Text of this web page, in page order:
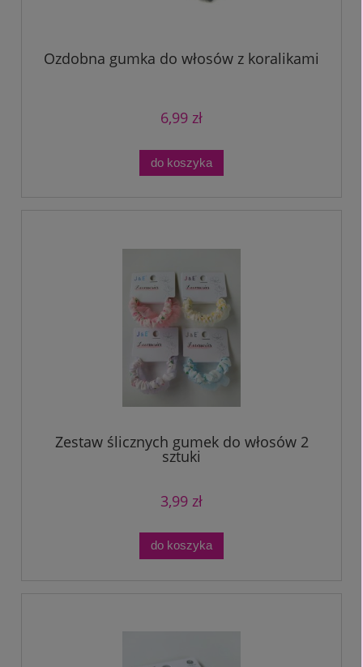
Ozdobna gumka do włosów z koralikami
6,99 zł
do koszyka
Zestaw ślicznych gumek do włosów 2
sztuki
3,99 zł
do koszyka